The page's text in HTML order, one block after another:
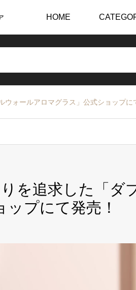
HOME
ウォールアロマグラス」公式ショップに
を追求した「ダ
プにて発売！